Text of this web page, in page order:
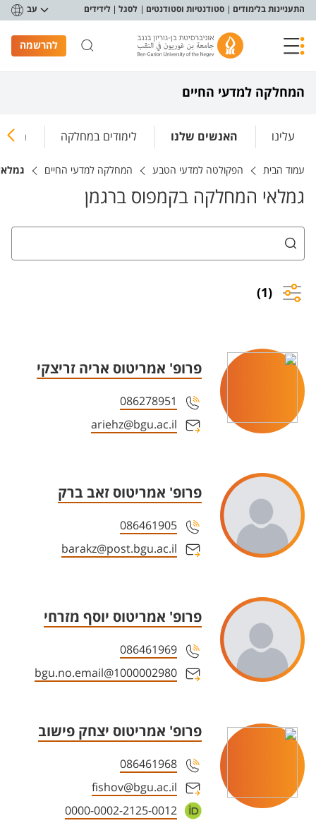
תפריט נגישות
התעניינות בלימודים סטודנטיות וסטודנטים לסגל לידידים עב
להרשמה
המחלקה למדעי החיים
עלינו האנשים שלנו לימודים במחלקה
עמוד הבית הפקולטה למדעי הטבע המחלקה למדעי החיים
גמלאי המחלקה בקמפוס ברגמן
(1)
פרופ' אמריטוס אריה זריצקי
086278951
ariehz@bgu.ac.il
פרופ' אמריטוס זאב ברק
086461905
barakz@post.bgu.ac.il
פרופ' אמריטוס יוסף מזרחי
086461969
1000002980@bgu.no.email
פרופ' אמריטוס יצחק פישוב
086461968
fishov@bgu.ac.il
0000-0002-2125-0012